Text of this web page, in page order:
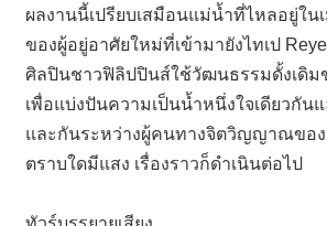
ผลงานนี้เปรียบเสมือนแม่น้ำที่ไหลอยู่ใน
ของผู้อยู่อาศัยใหม่ที่เข้ามายังไทเป
ศิลปินชาวฟิลิปปินส์ใช้วัฒนธรรมดั้งเดิม
เพื่อแบ่งปันความเป็นน้ำหนึ่งใจเดียวกัน
และกันระหว่างผู้คนทางจิตวิญญาณของ
ตราบใดมีแสง เรื่องราวก็ดำเนินต่อไป